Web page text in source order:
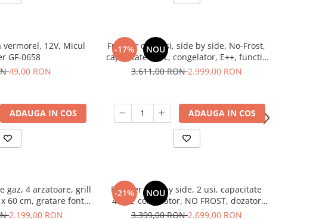
12V, Micul
GF-0658
49,00 RON
ADAUGA IN COS
-17% NOU
Frigider cu 2 usi, side by side, No-Frost,
capacitate 529L, congelator, E++, functie
Smart, touch, INOX, HEINNER
3.611,00 RON2.999,00 RON
ADAUGA IN COS
gaz, 4 arzatoare, grill
60 cm, gratare fonta,
electrica, gri, Studio
2.199,00 RON
-21% NOU
Frigider side by side, 2 usi, capacitate
439 L, congelator, NO FROST, dozator
apa, motor inverter, display touch,
3.399,00 RON2.699,00 RON